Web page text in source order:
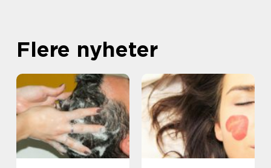
Flere nyheter